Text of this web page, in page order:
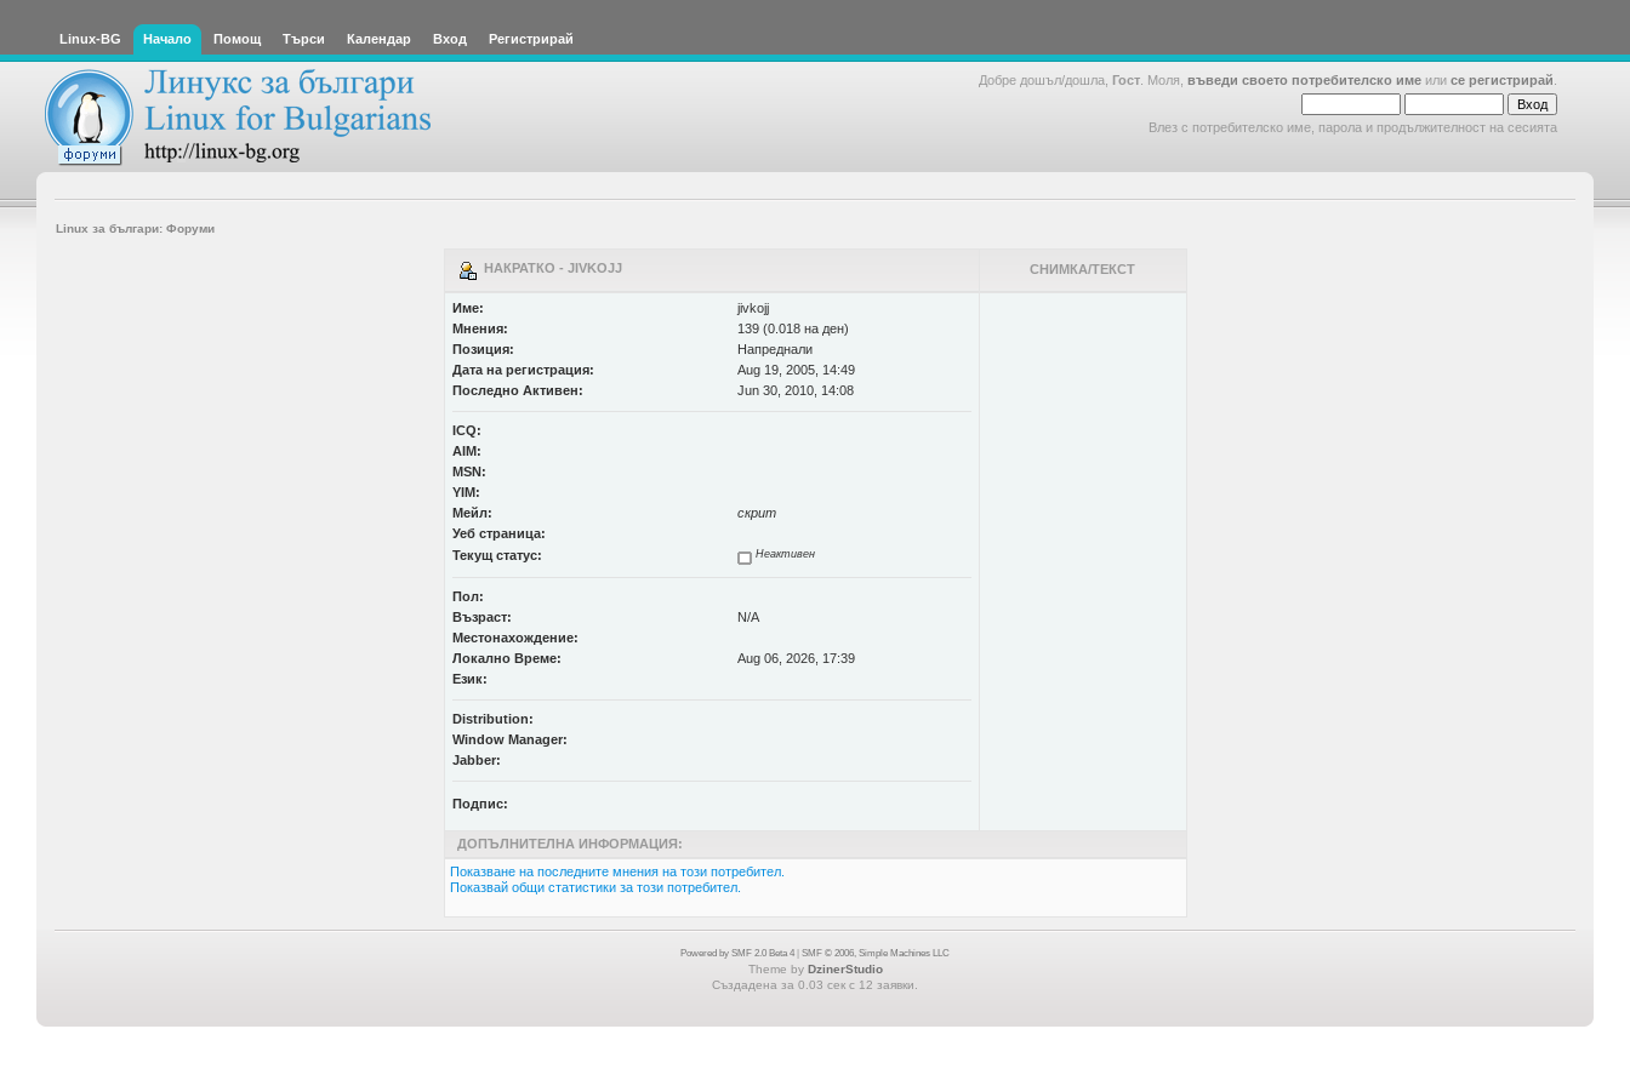
Linux-BG Начало Помощ Търси Календар Вход Регистрирай
Добре дошъл/дошла, Гост . Моля, въведи своето потребителско име или се регистрирай
Влез с потребителско име, парола и продължителност на сесията
Linux за българи: Форуми
НАКРАТКО - JIVKOJJ СНИМКА/ТЕКСТ
Име:
jivkojj
Мнения:
139 (0.018 на ден)
Позиция:
Напреднали
Дата на регистрация:
Aug 19, 2005, 14:49
Последно Активен:
Jun 30, 2010, 14:08
ICQ:
AIM:
MSN:
YIM:
Мейл:
скрит
Уеб страница:
Текущ статус:
Неактивен
Пол:
Възраст:
N/A
Местонахождение:
Локално Време:
Aug 06, 2026, 17:39
Език:
Distribution:
Window Manager:
Jabber:
Подпис:
ДОПЪЛНИТЕЛНА ИНФОРМАЦИЯ:
Показване на последните мнения на този потребител.
Показвай общи статистики за този потребител.
Powered by SMF 2.0 Beta 4 SMF © 2006, Simple Machines LLC
Theme by DzinerStudio
Създадена за 0.03 сек с 12 заявки.